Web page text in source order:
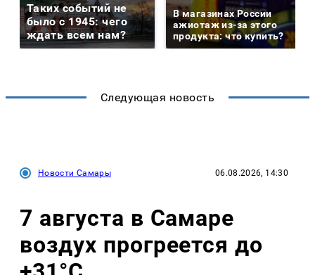
Таких событий не
было с 1945: чего
ждать всем нам?
В магазинах России
ажиотаж из-за этого
продукта: что купить?
Следующая новость
Новости Самары 06.08.2026, 14:30
7 августа в Самаре
воздух прогреется до